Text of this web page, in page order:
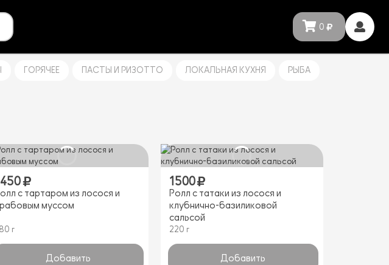
0
ГОРЯЧЕЕ ПАСТЫ И РИЗОТТО ЛОКАЛЬНАЯ КУХНЯ РЫБА
с тартаром из лосося и
муссом
г
Добавить
1500
Ролл с татаки из лосося и
клубнично-базиликовой
сальсой
220 г
Добавить